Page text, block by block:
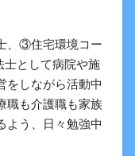
め・解説」
、③住宅環境コー
士として病院や施
をしながら活動中
職も介護職も家族
よう、日々勉強中